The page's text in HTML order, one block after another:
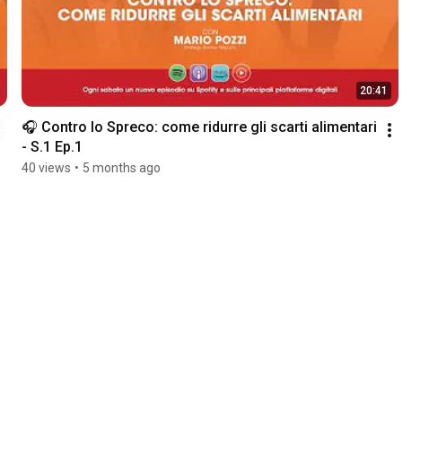
20:41
🎧 Contro lo Spreco: come ridurre gli scarti alimentari
- S.1 Ep.1
40 views • 5 months ago